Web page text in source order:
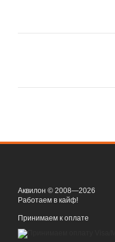
Аквилон © 2008—2026
Работаем в кайф!
Принимаем к оплате